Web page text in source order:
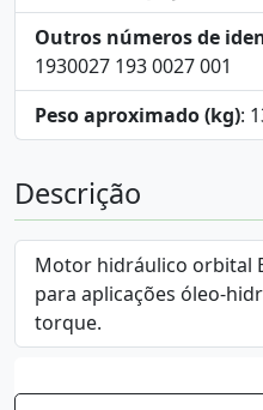
Outros números de
1930027 193 0027 001
Peso aproximado (kg):
Descrição
Motor hidráulico orbital
para aplicações óleo-
torque.